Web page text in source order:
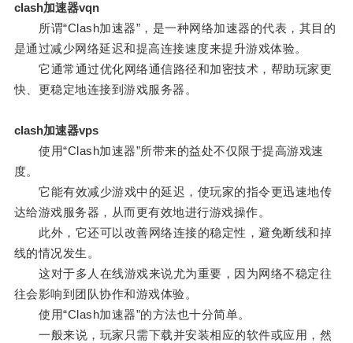
clash加速器vqn
所谓“Clash加速器”，是一种网络加速器的代表，其目的
是通过减少网络延迟和提高连接速度来提升游戏体验。
它通常通过优化网络通信路径和加密技术，帮助玩家更
快、更稳定地连接到游戏服务器。
clash加速器vps
使用“Clash加速器”所带来的益处不仅限于提高游戏速
度。
它能有效减少游戏中的延迟，使玩家的指令更迅速地传
达给游戏服务器，从而更有效地进行游戏操作。
此外，它还可以改善网络连接的稳定性，避免断线和掉
线的情况发生。
这对于多人在线游戏来说尤为重要，因为网络不稳定往
往会影响到团队协作和游戏体验。
使用“Clash加速器”的方法也十分简单。
一般来说，玩家只需下载并安装相应的软件或应用，然